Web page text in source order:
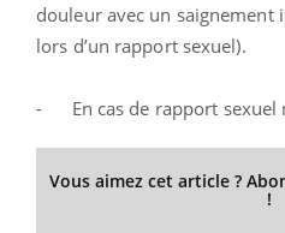
douleur avec un
lors d’un rapport sexuel).
- En cas de rapport sexuel
Vous aimez cet article ?
!